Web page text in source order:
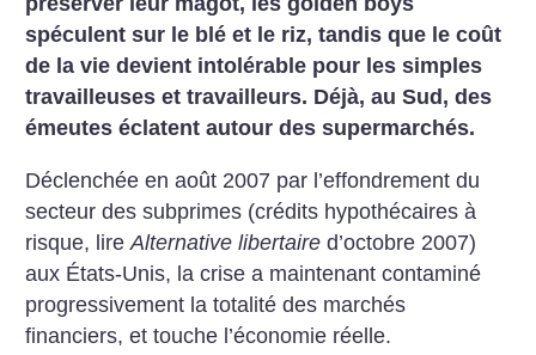
spéculent sur le blé et le riz, tandis que le coût
de la vie devient intolérable pour les simples
travailleuses et travailleurs. Déjà, au Sud, des
émeutes éclatent autour des supermarchés.
Déclenchée en août 2007 par l’effondrement du
secteur des subprimes (crédits hypothécaires à
risque, lireAlternative libertaire d’octobre 2007)
aux États-Unis, la crise a maintenant contaminé
progressivement la totalité des marchés
financiers, et touche l’économie réelle.